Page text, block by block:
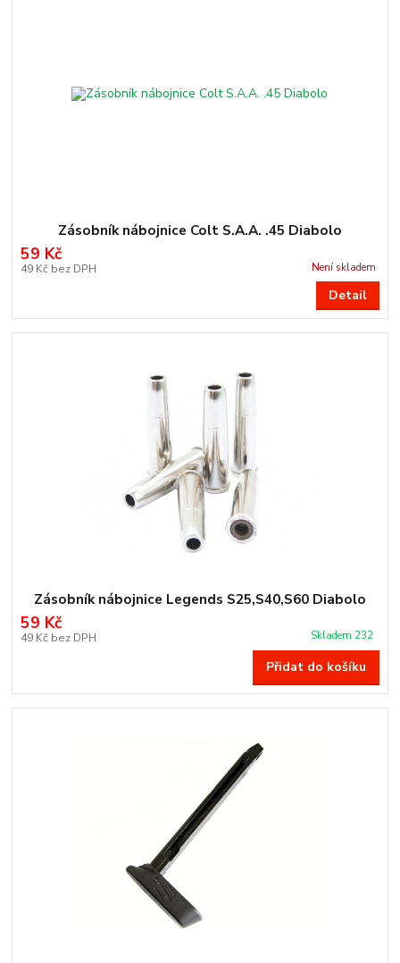
Zásobník nábojnice Colt S.A.A. .45 Diabolo
59 Kč
49 Kč bez DPH Není skladem
Detail
Zásobník nábojnice Legends S25,S40,S60 Diabolo
59 Kč
49 Kč bez DPH Skladem 232
Přidat do košíku